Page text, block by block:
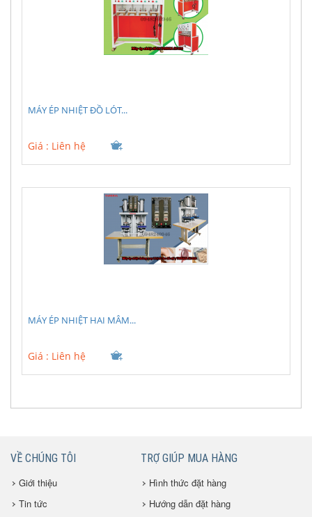
MÁY ÉP NHIỆT ĐỒ LÓT...
Giá : Liên hệ
MÁY ÉP NHIỆT HAI MÂM...
Giá : Liên hệ
VỀ CHÚNG TÔI
Giới thiệu
Tin tức
TRỢ GIÚP MUA HÀNG
Hình thức đặt hàng
Hướng dẫn đặt hàng